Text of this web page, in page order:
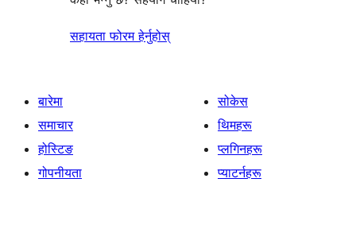
सहायता फोरम हेर्नुहोस्
बारेमा
समाचार
होस्टिङ
गोपनीयता
सोकेस
थिमहरू
प्लगिनहरू
प्याटर्नहरू